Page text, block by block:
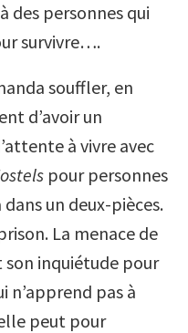
des personnes qui
survivre….
souffler, en
d’avoir un
à vivre avec
pour personnes
un deux-pièces.
La menace de
son inquiétude pour
n’apprend pas à
peut pour